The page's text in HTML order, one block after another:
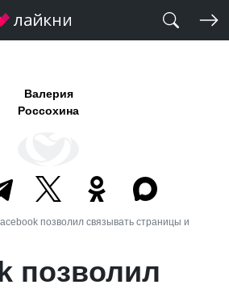
Валерия
Россохина
позволил связывать страницы и
позволил